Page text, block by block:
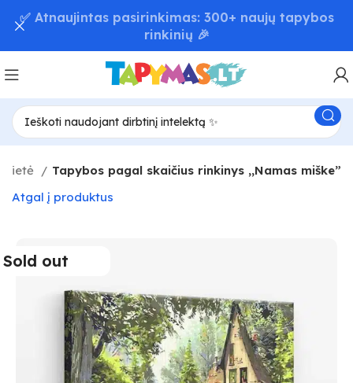
Tapybos pagal skaičius rinkinys ,,Namas miške”
Atgal į produktus
Sold out
📦 Greitas užsakymų pristatymas – iki 48 val! 🚚